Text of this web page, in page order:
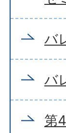
バ
バ
第